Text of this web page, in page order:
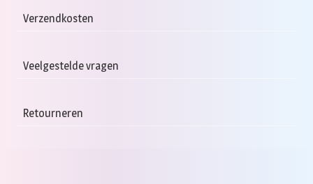
Verzendkosten
Veelgestelde vragen
Retourneren